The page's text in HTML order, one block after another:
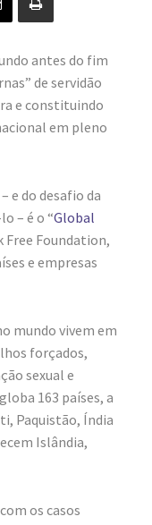
antes do fim
de servidão
e constituindo
em pleno
e do desafio da
– é o “Global
Free Foundation,
e empresas
mundo vivem em
forçados,
sexual e
163 países, a
Paquistão, Índia
Islândia,
os casos